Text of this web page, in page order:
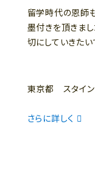
留学時代の恩師
墨付きを頂きまし
切にしていきたい
東京都 スタイン
さらに詳しく